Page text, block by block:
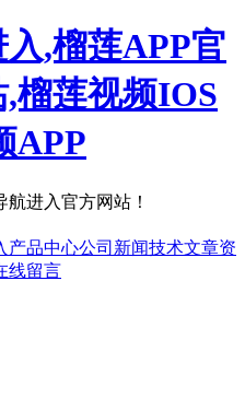
,榴莲APP官
榴莲视频IOS
APP
进入官方网站！
产品中心公司新闻技术文章资
线留言